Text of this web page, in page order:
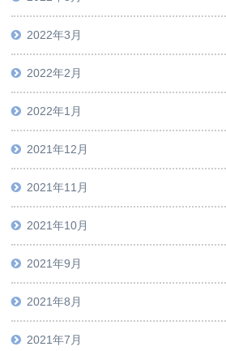
2022年3月
2022年2月
2022年1月
2021年12月
2021年11月
2021年10月
2021年9月
2021年8月
2021年7月